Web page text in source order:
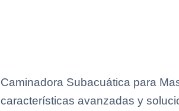
Caminadora Subacuática para
características avanzadas y